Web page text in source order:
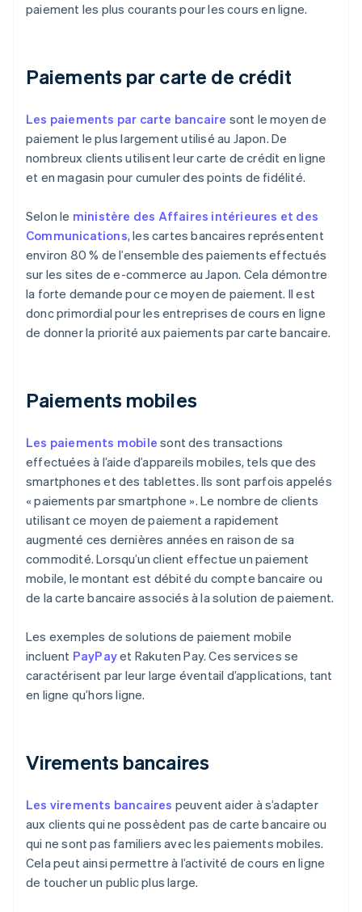
paiement les plus courants pour les cours en ligne.
Paiements par carte de crédit
Les paiements par carte bancaire sont le moyen de
paiement le plus largement utilisé au Japon. De
nombreux clients utilisent leur carte de crédit en ligne
et en magasin pour cumuler des points de fidélité.
Selon le ministère des Affaires intérieures et des
Communications, les cartes bancaires représentent
environ 80 % de l’ensemble des paiements effectués
sur les sites de e-commerce au Japon. Cela démontre
la forte demande pour ce moyen de paiement. Il est
donc primordial pour les entreprises de cours en ligne
de donner la priorité aux paiements par carte bancaire.
Paiements mobiles
Les paiements mobile sont des transactions
effectuées à l’aide d’appareils mobiles, tels que des
smartphones et des tablettes. Ils sont parfois appelés
« paiements par smartphone ». Le nombre de clients
utilisant ce moyen de paiement a rapidement
augmenté ces dernières années en raison de sa
commodité. Lorsqu’un client effectue un paiement
mobile, le montant est débité du compte bancaire ou
de la carte bancaire associés à la solution de paiement.
Les exemples de solutions de paiement mobile
incluent PayPayet Rakuten Pay. Ces services se
caractérisent par leur large éventail d’applications, tant
en ligne qu’hors ligne.
Virements bancaires
Les virements bancaires peuvent aider à s’adapter
aux clients qui ne possèdent pas de carte bancaire ou
qui ne sont pas familiers avec les paiements mobiles.
Cela peut ainsi permettre à l’activité de cours en ligne
de toucher un public plus large.